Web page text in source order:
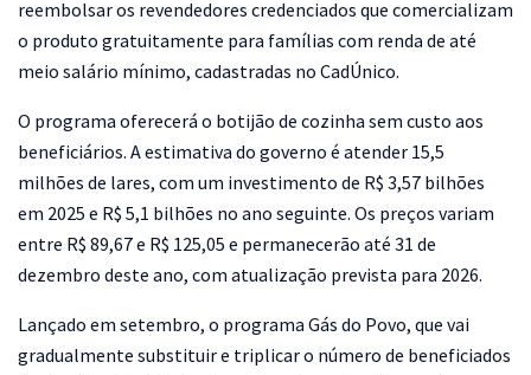
reembolsar os revendedores credenciados que comercializam
o produto gratuitamente para famílias com renda de até
meio salário mínimo, cadastradas no CadÚnico.
O programa oferecerá o botijão de cozinha sem custo aos
beneficiários. A estimativa do governo é atender 15,5
milhões de lares, com um investimento de R$ 3,57 bilhões
em 2025 e R$ 5,1 bilhões no ano seguinte. Os preços variam
entre R$ 89,67 e R$ 125,05 e permanecerão até 31 de
dezembro deste ano, com atualização prevista para 2026.
Lançado em setembro, o programa Gás do Povo, que vai
gradualmente substituir e triplicar o número de beneficiados